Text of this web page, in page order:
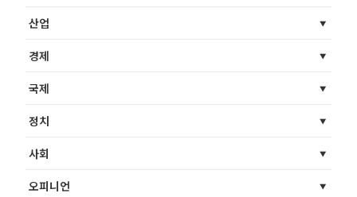
산업
경제
국제
정치
사회
오피니언